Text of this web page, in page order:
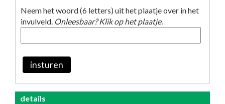
Neem het woord (6 letters) uit het plaatje over in het
invulveld. Onleesbaar? Klik op het plaatje.
insturen
details